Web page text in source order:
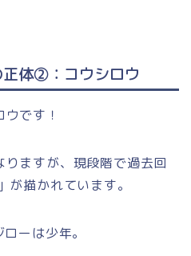
体②：コウシロウ
です！
ますが、現段階で過去回
描かれています。
ーは少年。